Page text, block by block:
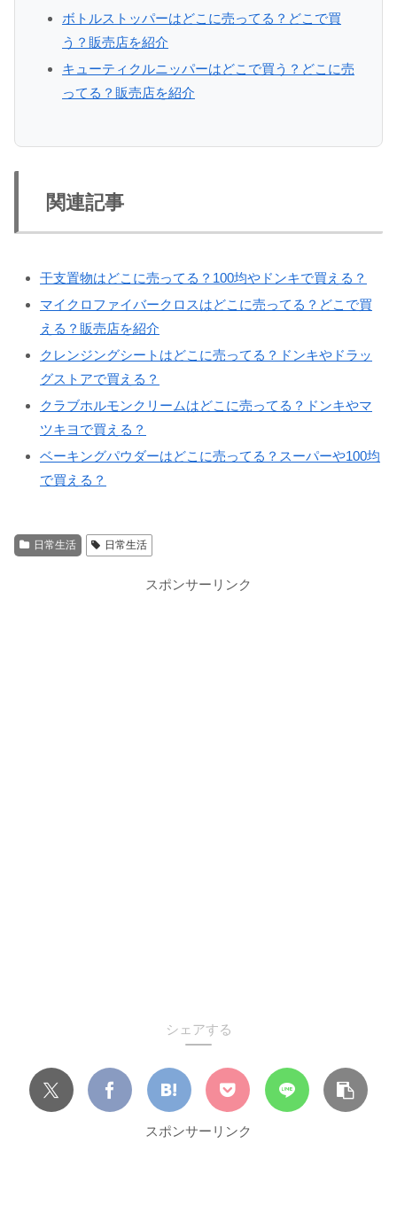
ボトルストッパーはどこに売ってる？どこで買
う？販売店を紹介
キューティクルニッパーはどこで買う？どこに売
ってる？販売店を紹介
関連記事
干支置物はどこに売ってる？100均やドンキで買える？
マイクロファイバークロスはどこに売ってる？どこで買
える？販売店を紹介
クレンジングシートはどこに売ってる？ドンキやドラッ
グストアで買える？
クラブホルモンクリームはどこに売ってる？ドンキやマ
ツキヨで買える？
ベーキングパウダーはどこに売ってる？スーパーや100均
で買える？
日常生活 日常生活
スポンサーリンク
シェアする
スポンサーリンク